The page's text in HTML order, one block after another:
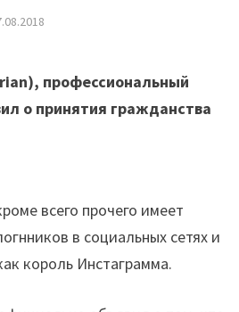
профессиональный
о принятия гражданства
всего прочего имеет
в социальных сетях и
король Инстаграмма.